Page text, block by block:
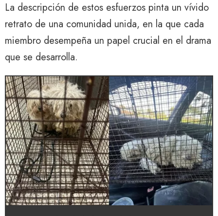
La descripción de estos esfuerzos pinta un vívido
retrato de una comunidad unida, en la que cada
miembro desempeña un papel crucial en el drama
que se desarrolla.